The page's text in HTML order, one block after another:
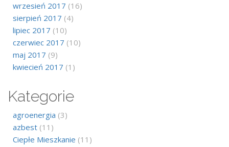
wrzesień 2017 (16)
sierpień 2017 (4)
lipiec 2017 (10)
czerwiec 2017 (10)
maj 2017 (9)
kwiecień 2017 (1)
Kategorie
agroenergia (3)
azbest (11)
Ciepłe Mieszkanie (11)